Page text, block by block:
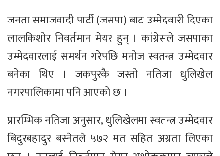
जनता समाजवादी पार्टी (जसपा) बाट उम्मेदवारी दिएका
लालकिशोर निवर्तमान मेयर हुन् । कांग्रेसले जसपाका
उम्मेदवारलाई समर्थन गरेपछि मनोज स्वतन्त्र उम्मेदवार
बनेका थिए । जकपुरकै जस्तो नतिजा धुलिखेल
नगरपालिकामा पनि आएको छ ।
प्रारम्भिक नतिजा अनुसार, धुलिखेलमा स्वतन्त्र उम्मेदवार
बिदुरबहादुर बस्नेतले ५७२ मत सहित अग्रता लिएका